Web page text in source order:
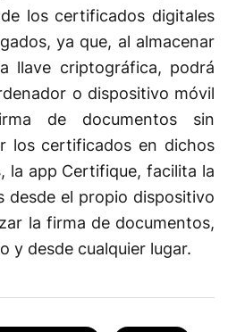
los certificados digitales
ya que, al almacenar
llave criptográfica, podrá
o dispositivo móvil
de documentos sin
los certificados en dichos
la app Certifique, facilita la
desde el propio dispositivo
la firma de documentos,
y desde cualquier lugar.